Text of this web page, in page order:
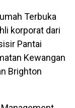
Terbuka
korporat dari
Pantai
Kewangan
Brighton